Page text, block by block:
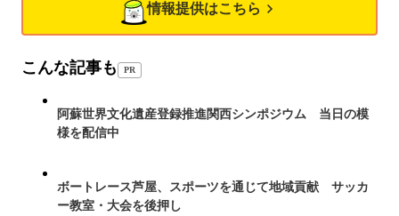
情報提供はこちら
こんな記事も PR
阿蘇世界文化遺産登録推進関西シンポジウム 当日の模
様を配信中
ボートレース芦屋、スポーツを通じて地域貢献 サッカ
ー教室・大会を後押し